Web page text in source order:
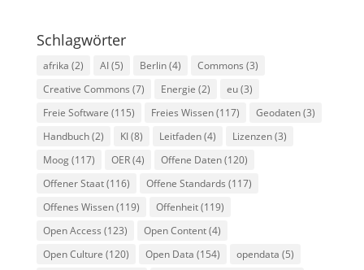
Schlagwörter
afrika (2) AI(5) Berlin(4) Commons (3)
Creative Commons (7) Energie (2) eu(3)
Freie Software (115) Freies Wissen(117) Geodaten(3)
Handbuch(2) KI(8) Leitfaden(4) Lizenzen(3)
Moog(117) OER(4) Offene Daten(120)
Offener Staat(116) Offene Standards (117)
Offenes Wissen(119) Offenheit(119)
Open Access (123) Open Content(4)
Open Culture (120) Open Data (154) opendata (5)